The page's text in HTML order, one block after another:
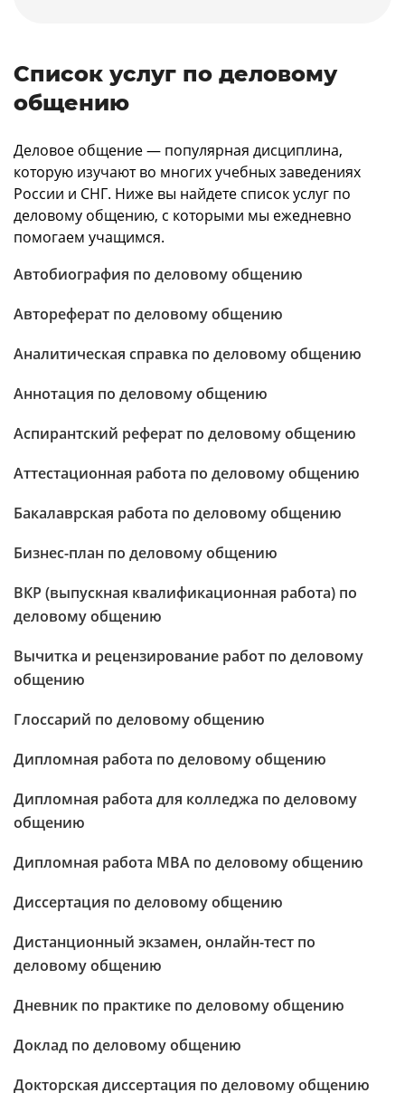
Список услуг по деловому
общению
Деловое общение — популярная дисциплина,
которую изучают во многих учебных заведениях
России и СНГ. Ниже вы найдете список услуг по
деловому общению, с которыми мы ежедневно
помогаем учащимся.
Автобиография по деловому общению
Автореферат по деловому общению
Аналитическая справка по деловому общению
Аннотация по деловому общению
Аспирантский реферат по деловому общению
Аттестационная работа по деловому общению
Бакалаврская работа по деловому общению
Бизнес-план по деловому общению
ВКР (выпускная квалификационная работа) по
деловому общению
Вычитка и рецензирование работ по деловому
общению
Глоссарий по деловому общению
Дипломная работа по деловому общению
Дипломная работа для колледжа по деловому
общению
Дипломная работа МВА по деловому общению
Диссертация по деловому общению
Дистанционный экзамен, онлайн-тест по
деловому общению
Дневник по практике по деловому общению
Доклад по деловому общению
Докторская диссертация по деловому общению